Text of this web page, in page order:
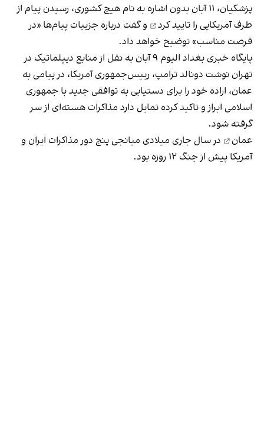
پزشکیان، ۱۱ آبان بدون اشاره به نام هیچ کشوری،‌ رسیدن پیام از
طرف آمریکایی را تایید کرد
و گفت درباره جزییات پیام‌ها «در
فرصت مناسب» توضیح خواهد داد.
پایگاه خبری بغداد الیوم ۹ آبان به نقل از منابع دیپلماتیک در
تهران نوشت دونالد ترامپ، رییس‌جمهوری آمریکا، در پیامی به
عمان، اراده خود را برای دستیابی به توافقی جدید با جمهوری
اسلامی ابراز و تاکید کرده تمایل دارد مذاکرات هسته‌ای از سر
گرفته شود.
عمان
در سال جاری میلادی میانجی پنج دور مذاکرات ایران و
آمریکا پیش از جنگ ۱۲ روزه بود.